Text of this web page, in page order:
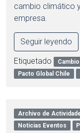
cambio climático
empresa.
Seguir leyendo
Etiquetado
Pacto Global Chile
Archivo de
Noticias Eventos